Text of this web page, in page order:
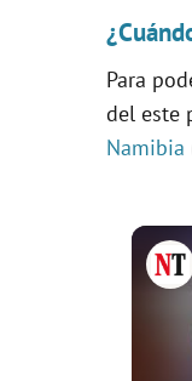
Para
del este
Namibia